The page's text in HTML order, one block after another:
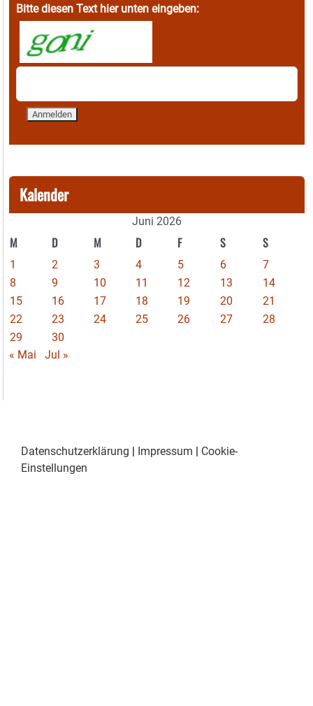
Bitte diesen Text hier unten eingeben:
Kalender
Juni 2026
M D M D F S S
1 2 3 4 5 6
7
8
9 10 11 12 13
14
15
16 17 18 19 20
21
22
23 24 25 26 27
28
29
30
« Mai
Jul »
Datenschutzerklärung | Impressum | Cookie-
Einstellungen